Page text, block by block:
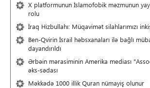
X platformunun İslamofobik məzmunun
rolu
İraq Hizbullahı: Müqavimət silahlarımızı
Ben-Qvirin İsrail həbsxanaları ilə bağlı
dayandırıldı
Ərbəin mərasiminin Amerika mediası
əks-sədası
Məkkədə 1000 illik Quran nümayiş olunur